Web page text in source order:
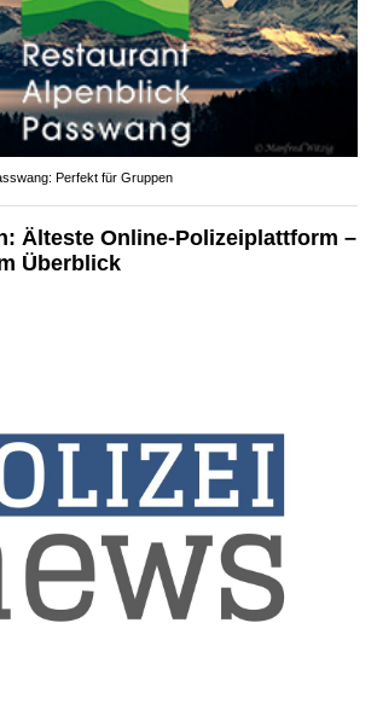
Perfekt für Gruppen
Älteste Online-Polizeiplattform –
Überblick